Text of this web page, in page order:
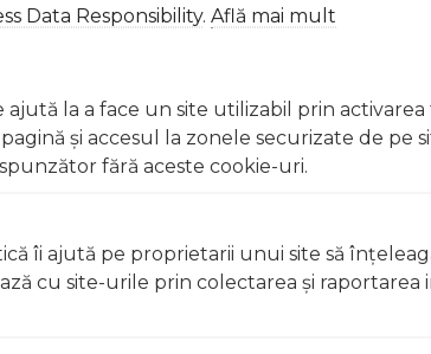
imediat cu apă din abundență A nu se
lacul pe unghii deteriorate sau fragile
consultați imediat un medic Evitați
imediat cu apă din abundențăA nu se
Data Responsibility. Află mai mult
ajută la a face un site utilizabil prin
şi accesul la zonele securizate de pe
fără aceste cookie-uri.
îi ajută pe proprietarii unui site să
cu site-urile prin colectarea şi raportarea